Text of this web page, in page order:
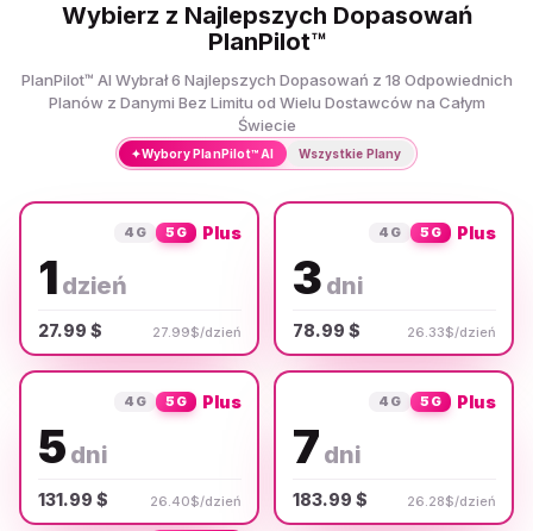
Wybierz z Najlepszych Dopasowań
PlanPilot™
PlanPilot™ AI Wybrał 6 Najlepszych Dopasowań z 18 Odpowiednich
Planów z Danymi Bez Limitu od Wielu Dostawców na Całym
Świecie
✦Wybory PlanPilot™ AI Wszystkie Plany
4G 5G Plus
1 dzień
27.99 $ 27.99$/dzień
4G 5G Plus
3 dni
78.99 $ 26.33$/dzień
4G 5G Plus
5 dni
131.99 $ 26.40$/dzień
4G 5G Plus
7 dni
183.99 $ 26.28$/dzień